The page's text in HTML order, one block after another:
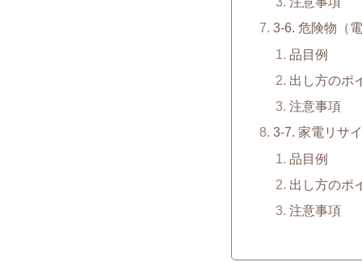
3-6. 危険物（
品目例
出し方のポ
注意事項
3-7. 家電リサ
品目例
出し方のポ
注意事項